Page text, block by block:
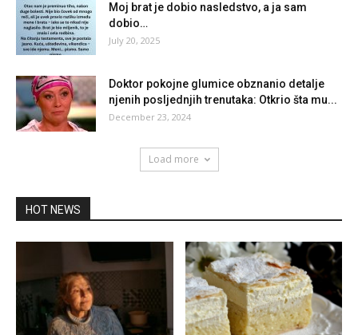
Moj brat je dobio nasledstvo, a ja sam
dobio…
July 20, 2025
Doktor pokojne glumice obznanio detalje
njenih posljednjih trenutaka: Otkrio šta mu...
December 23, 2024
Load more
HOT NEWS